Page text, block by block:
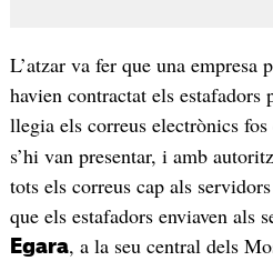
L’atzar va fer que una empresa
havien contractat els
llegia els correus electrònics
s’hi van presentar, i amb
tots els correus cap als
que els estafadors enviaven als
Egara, a la seu central dels